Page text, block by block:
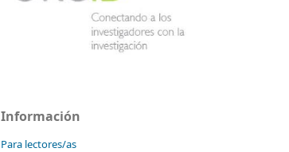
Información
Para lectores/as